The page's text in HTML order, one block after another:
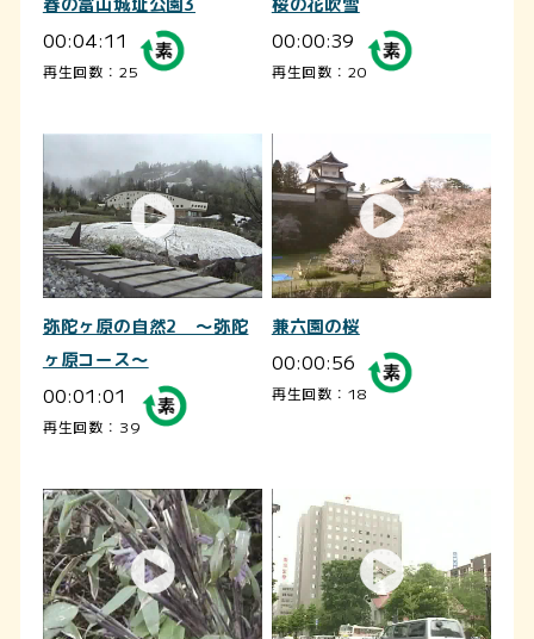
00:04:11
再生回数：25
00:00:39
再生回数：20
弥陀ヶ原の自然2 ～弥陀
ヶ原コース～
00:01:01
再生回数：39
兼六園の桜
00:00:56
再生回数：18